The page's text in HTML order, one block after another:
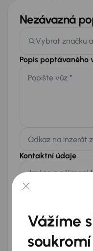
Nezávazná
Vybrat značku
Popis poptávaného
Popište vůz *
Odkaz na inzerát
Kontaktní údaje
Jméno a příjmení*
E-mail*
Přeji si dostávat
nabídkách
Vážíme
soukromí